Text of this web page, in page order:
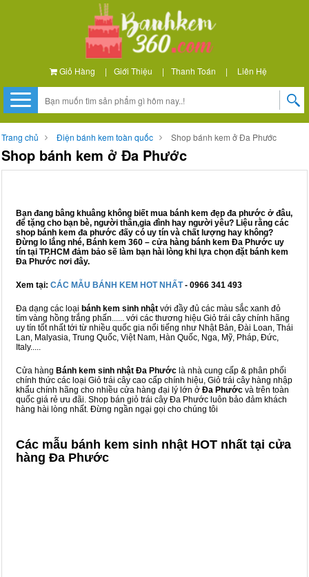
Giỏ Hàng | Giới Thiệu | Thanh Toán | Liên Hệ
Trang chủ Điện bánh kem toàn quốc Shop bánh kem ở Đa Phước
Shop bánh kem ở Đa Phước
Bạn đang bâng khuâng không biết mua bánh kem đẹp đa phước ở đâu,
để tặng cho bạn bè, người thân,gia đình hay người yêu? Liệu rằng các
shop bánh kem đa phước đấy có uy tín và chất lượng hay không?
Đừng lo lắng nhé, Bánh kem 360 – cửa hàng bánh kem Đa Phước uy
tín tại TP.HCM đảm bảo sẽ làm bạn hài lòng khi lựa chọn đặt bánh kem
Đa Phước nơi đây.
Xem tại: CÁC MẪU BÁNH KEM HOT NHẤT- 0966 341 493
Đa dạng các loại bánh kem sinh nhật với đầy đủ các màu sắc xanh đỏ
tím vàng hồng trắng phấn...... với các thương hiệu Giỏ trái cây chính hãng
uy tín tốt nhất tới từ nhiều quốc gia nổi tiếng như Nhật Bản, Đài Loan, Thái
Lan, Malyasia, Trung Quốc, Việt Nam, Hàn Quốc, Nga, Mỹ, Pháp, Đức,
Italy.....
Cửa hàng Bánh kem sinh nhật Đa Phước là nhà cung cấp & phân phối
chính thức các loại Giỏ trái cây cao cấp chính hiệu, Giỏ trái cây hàng nhập
khẩu chính hãng cho nhiều cửa hàng đại lý lớn ở Đa Phước và trên toàn
quốc giá rẻ ưu đãi. Shop bán giỏ trái cây Đa Phước luôn bảo đảm khách
hàng hài lòng nhất. Đừng ngần ngại gọi cho chúng tôi
Các mẫu bánh kem sinh nhật HOT nhất tại cửa
hàng Đa Phước